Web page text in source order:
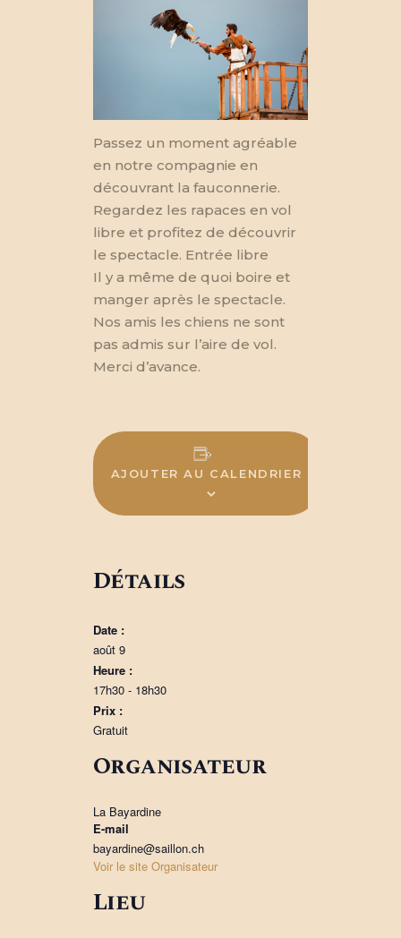
SAILLON 2025
Passez un moment agréable
en notre compagnie en
découvrant la fauconnerie.
Regardez les rapaces en vol
libre et profitez de découvrir
le spectacle. Entrée libre
Il y a même de quoi boire et
manger après le spectacle.
Nos amis les chiens ne sont
pas admis sur l’aire de vol.
Merci d’avance.
AJOUTER AU CALENDRIER
Détails
Date :
août 9
Heure :
17h30 - 18h30
Prix :
Gratuit
Organisateur
La Bayardine
E-mail
bayardine@saillon.ch
Voir le site Organisateur
Lieu